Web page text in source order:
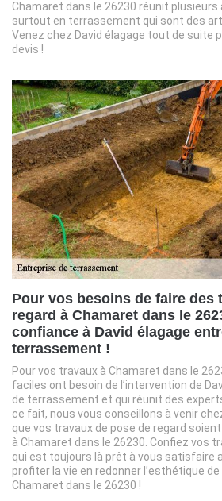
Chamaret dans le 26230 réunit
surtout en terrassement qui sont des
Venez chez David élagage tout de suite
devis !
Pour vos besoins de faire des
regard à Chamaret dans le
confiance à David élagage
terrassement !
Pour vos travaux à Chamaret dans le
faciles ont besoin de l’intervention de
de terrassement et qui réunit des
ce fait, nous vous conseillons à venir
que vos travaux de pose de regard
à Chamaret dans le 26230. Confiez vos
qui est toujours là prêt à vous satisfaire
profiter la vie en redonner l’esthétique
Chamaret dans le 26230 !